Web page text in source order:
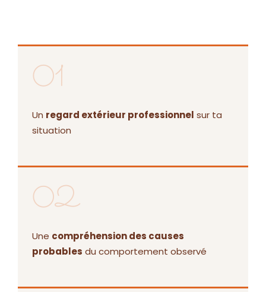
01
Un regard extérieur professionnel sur ta
situation
02
Une compréhension des causes
probables du comportement observé